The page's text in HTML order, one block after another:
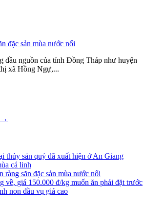
đặc sản mùa nước nổi
đầu nguồn của tỉnh Đồng Tháp như huyện
xã Hồng Ngự,...
→
thủy sản quý đã xuất hiện ở An Giang
cá linh
ràng săn đặc sản mùa nước nổi
về, giá 150.000 đ/kg muốn ăn phải đặt trước
non đầu vụ giá cao